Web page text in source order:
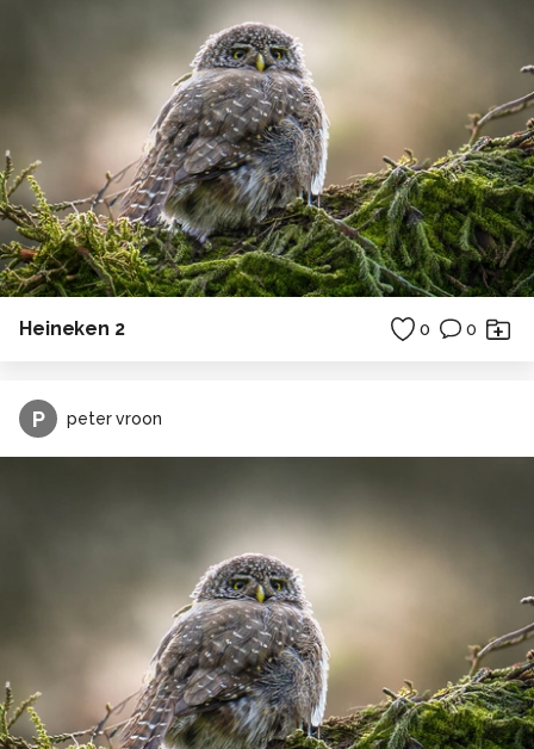
Heineken 2 0 0
P peter vroon